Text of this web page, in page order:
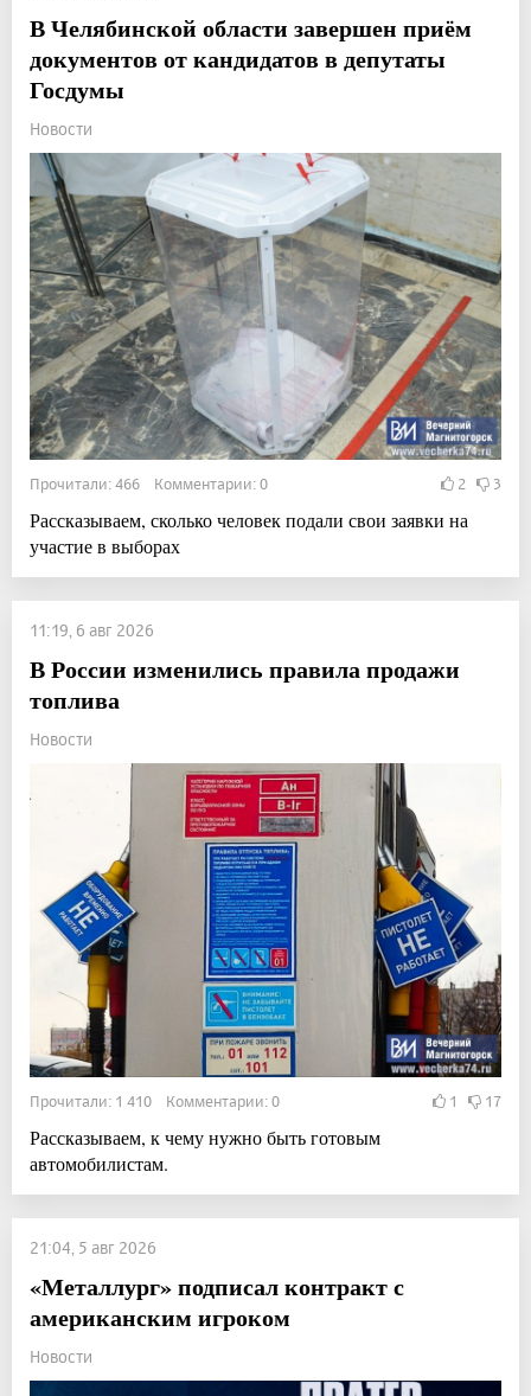
В Челябинской области завершен приём
документов от кандидатов в депутаты
Госдумы
Новости
Прочитали: 466 Комментарии: 0 2 3
Рассказываем, сколько человек подали свои заявки на
участие в выборах
11:19, 6 авг 2026
В России изменились правила продажи
топлива
Новости
Прочитали: 1 410 Комментарии: 0 1 17
Рассказываем, к чему нужно быть готовым
автомобилистам.
21:04, 5 авг 2026
«Металлург» подписал контракт с
американским игроком
Новости